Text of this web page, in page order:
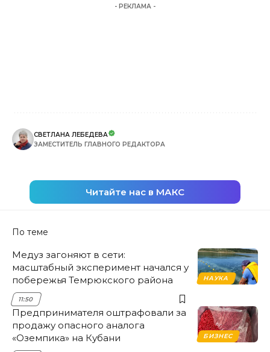
- РЕКЛАМА -
СВЕТЛАНА ЛЕБЕДЕВА
ЗАМЕСТИТЕЛЬ ГЛАВНОГО РЕДАКТОРА
Читайте нас в МАКС
По теме
НАУКА
Медуз загоняют в сети:
масштабный эксперимент начался у
побережья Темрюкского района
11:50
БИЗНЕС
Предпринимателя оштрафовали за
продажу опасного аналога
«Оземпика» на Кубани